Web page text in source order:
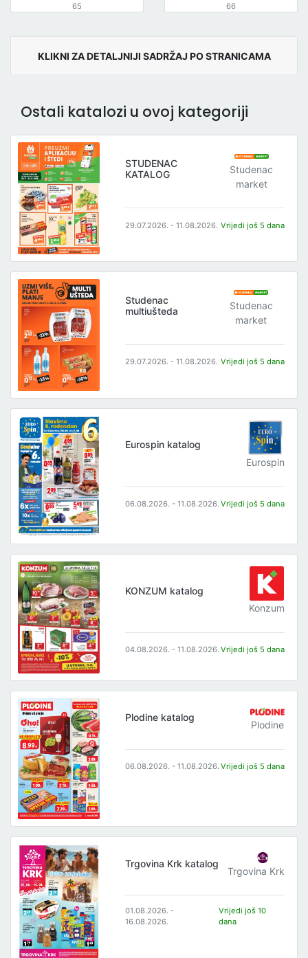
65 66
KLIKNI ZA DETALJNIJI SADRŽAJ PO STRANICAMA
Ostali katalozi u ovoj kategoriji
STUDENAC
KATALOG
Studenac
market
29.07.2026. - 11.08.2026. Vrijedi još 5 dana
Studenac
multiušteda
Studenac
market
29.07.2026. - 11.08.2026. Vrijedi još 5 dana
Eurospin katalog
Eurospin
06.08.2026. - 11.08.2026. Vrijedi još 5 dana
KONZUM katalog
Konzum
04.08.2026. - 11.08.2026. Vrijedi još 5 dana
Plodine katalog
Plodine
06.08.2026. - 11.08.2026. Vrijedi još 5 dana
Trgovina Krk katalog
Trgovina Krk
01.08.2026. -
16.08.2026.
Vrijedi još 10
dana